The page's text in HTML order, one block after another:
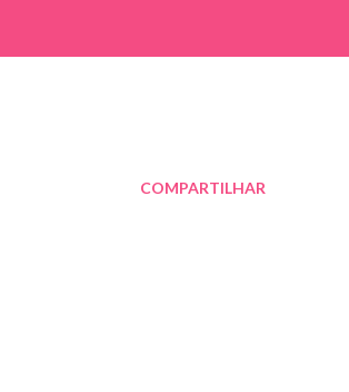
COMPARTILHAR